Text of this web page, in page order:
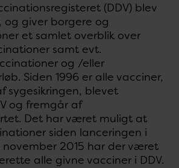
(DDV) blev
og giver borgere og
et samlet overblik over
samt evt.
og /eller
Siden 1996 er alle vacciner,
sygesikringen, blevet
og fremgår af
Det har været muligt at
siden lanceringen i
november 2015 har der været
alle givne vacciner i DDV.